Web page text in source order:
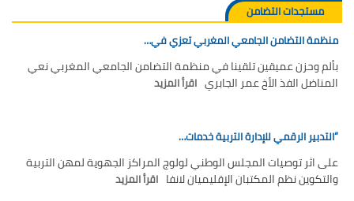
مستجدات التضامن
منظمة التضامن الجامعي المغربي تعزي في…
بألم وحزن عميقين تلقينا في منظمة التضامن الجامعي المغربي نعي
المناضل الفذ الأخ عمر الجابري اقرأ المزيد
“التدبير الرقمي للإدارة التربية خدمات…
على اثر توصيات المجلس الوطني لولوج المراكز الجهوية لمهن التربية
والتكوين نظم المكتبان الإقليميان لانفا اقرأ المزيد